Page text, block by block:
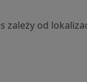
zależy od